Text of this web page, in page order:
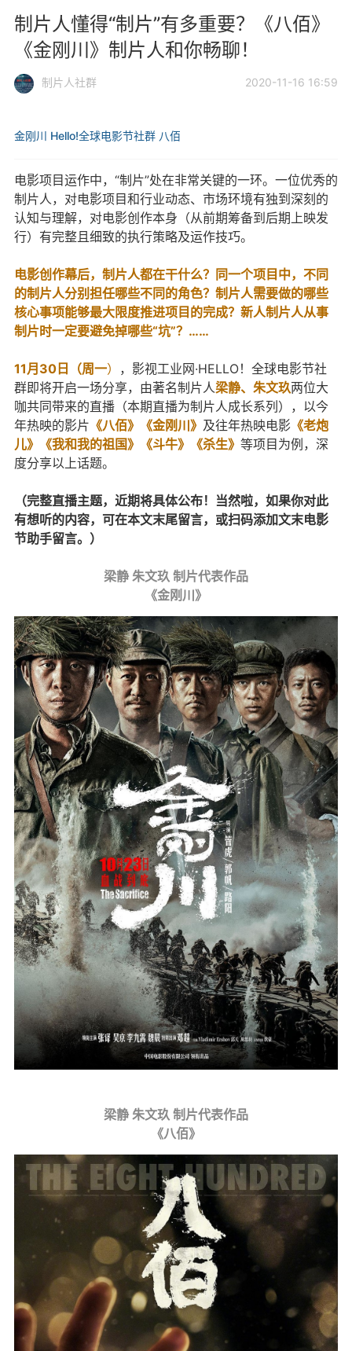
制片人懂得“制片”有多重要？《八佰》
《金刚川》制片人和你畅聊！
制片人社群 2020-11-16 16:59
金刚川 Hello!全球电影节社群 八佰
电影项目运作中，“制片”处在非常关键的一环。一位优秀的
制片人，对电影项目和行业动态、市场环境有独到深刻的
认知与理解，对电影创作本身（从前期筹备到后期上映发
行）有完整且细致的执行策略及运作技巧。
电影创作幕后，制片人都在干什么？同一个项目中，不同
的制片人分别担任哪些不同的角色？制片人需要做的哪些
核心事项能够最大限度推进项目的完成？新人制片人从事
制片时一定要避免掉哪些“坑”？……
11月30日（周一） ，影视工业网·HELLO！全球电影节社
群即将开启一场分享，由著名制片人梁静、朱文玖两位大
咖共同带来的直播（本期直播为制片人成长系列），以今
年热映的影片 《八佰》《金刚川》 及往年热映电影 《老炮
儿》《我和我的祖国》《斗牛》《杀生》 等项目为例，深
度分享以上话题。
（完整直播主题，近期将具体公布！当然啦，如果你对此
有想听的内容，可在本文末尾留言，或扫码添加文末电影
节助手留言。）
梁静 朱文玖 制片代表作品
《金刚川》
梁静 朱文玖 制片代表作品
《八佰》